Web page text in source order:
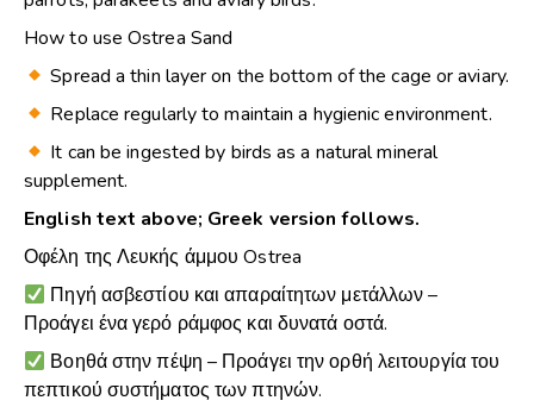
How to use Ostrea Sand
Spread a thin layer on the bottom of the cage or aviary.
Replace regularly to maintain a hygienic environment.
It can be ingested by birds as a natural mineral
supplement.
English text above; Greek version follows.
Οφέλη της Λευκής άμμου Ostrea
Πηγή ασβεστίου και απαραίτητων μετάλλων –
Προάγει ένα γερό ράμφος και δυνατά οστά.
Βοηθά στην πέψη – Προάγει την ορθή λειτουργία του
πεπτικού συστήματος των πτηνών.